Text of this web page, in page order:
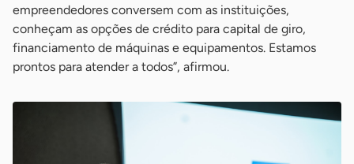
empreendedores conversem com as instituições,
conheçam as opções de crédito para capital de giro,
financiamento de máquinas e equipamentos. Estamos
prontos para atender a todos”, afirmou.